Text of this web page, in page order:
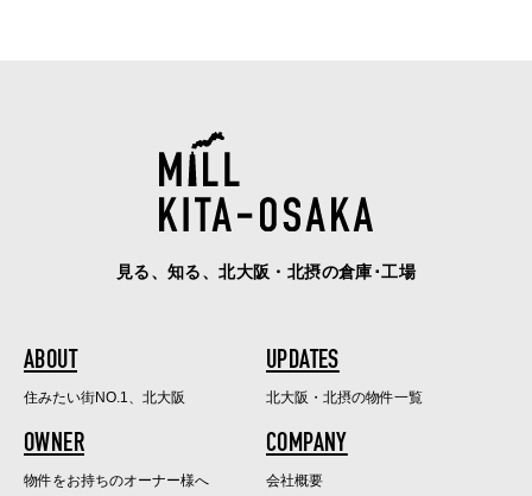
見る、知る、北大阪・北摂の倉庫･工場
ABOUT
住みたい街NO.1、北大阪
UPDATES
北大阪・北摂の物件一覧
OWNER
物件をお持ちのオーナー様へ
COMPANY
会社概要